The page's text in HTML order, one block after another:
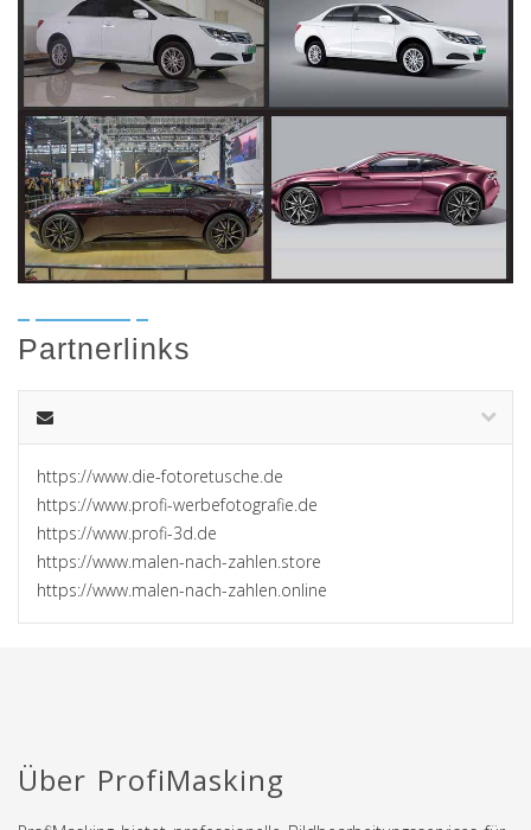
Partnerlinks
https://www.die-fotoretusche.de
https://www.profi-werbefotografie.de
https://www.profi-3d.de
https://www.malen-nach-zahlen.store
https://www.malen-nach-zahlen.online
Über ProfiMasking